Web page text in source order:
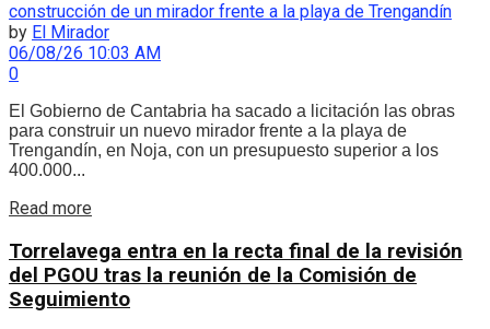
by El Mirador
06/08/26 10:03 AM
0
El Gobierno de Cantabria ha sacado a licitación las obras
para construir un nuevo mirador frente a la playa de
Trengandín, en Noja, con un presupuesto superior a los
400.000...
Read more
Torrelavega entra en la recta final de la revisión
del PGOU tras la reunión de la Comisión de
Seguimiento